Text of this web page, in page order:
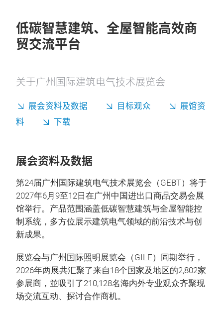
低碳智慧建筑、全屋智能高效商
贸交流平台
关于广州国际建筑电气技术展览会
展会资料及数据 目标观众
展馆资
料
下载
展会资料及数据
第24届广州国际建筑电气技术展览会（GEBT）将于
2027年6月9至12日在广州中国进出口商品交易会展
馆举行。产品范围涵盖低碳智慧建筑与全屋智能控
制系统，多方位展示建筑电气领域的前沿技术与创
新成果。
展览会与广州国际照明展览会（GILE）同期举行，
2026年两展共汇聚了来自18个国家及地区的2,802家
参展商，並吸引了210,128名海内外专业观众齐聚现
场交流互动、探讨合作商机。